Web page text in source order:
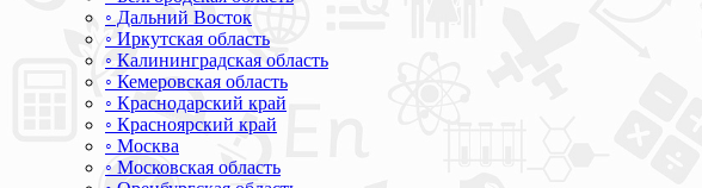
◦ Дальний Восток
◦ Иркутская область
◦ Калининградская область
◦ Кемеровская область
◦ Краснодарский край
◦ Красноярский край
◦ Москва
◦ Московская область